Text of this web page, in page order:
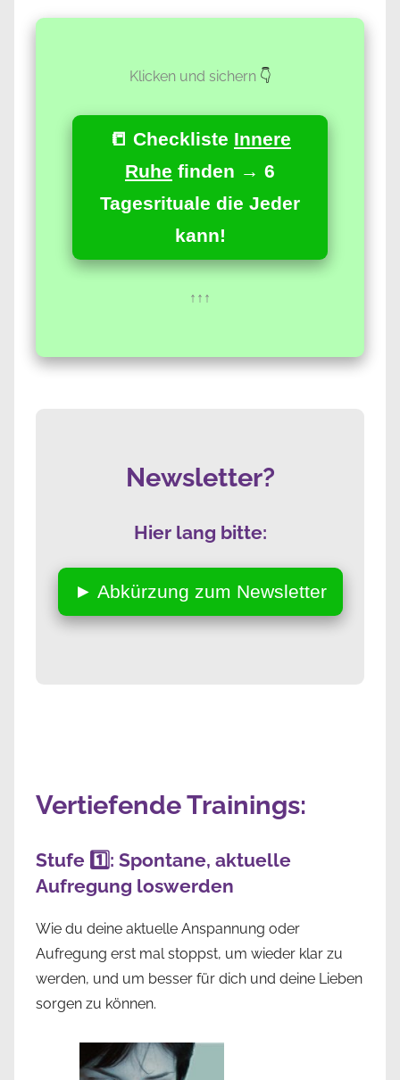
Klicken und sichern👇
📒 Checkliste Innere
Ruhe finden → 6
Tagesrituale die Jeder
kann!
↑↑↑
Newsletter?
Hier lang bitte:
► Abkürzung zum Newsletter
Vertiefende Trainings:
Stufe 1️⃣: Spontane, aktuelle
Aufregung loswerden
Wie du deine aktuelle Anspannung oder
Aufregung erst mal stoppst, um wieder klar zu
werden, und um besser für dich und deine Lieben
sorgen zu können.